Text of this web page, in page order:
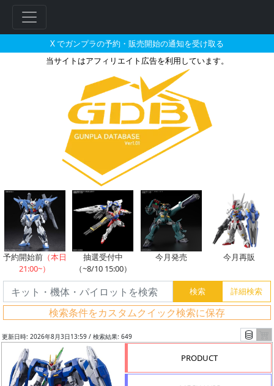
X でガンプラの予約・販売開始の通知を受け取る
当サイトはアフィリエイト広告を利用しています。
HG 1/144 ダブルオーライザー
予約開始前（本日
21:00~）
抽選受付中
（~8/10 15:00）
今月発売 今月再販
検索条件をカスタムクイック検索に保存
更新日時: 2026年8月3日13:59 / 検索結果: 649
PRODUCT